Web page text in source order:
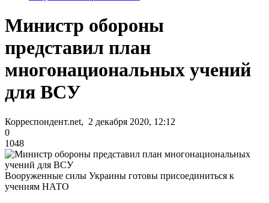
Министр обороны
представил план
многонациональных учений
для ВСУ
Корреспондент.net, 2 декабря 2020, 12:12
0
1048
Вооруженные силы Украины готовы присоединиться к
учениям НАТО